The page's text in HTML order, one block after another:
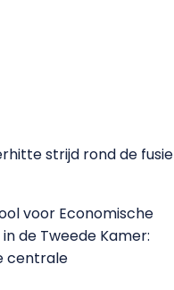
strijd rond de fusie
voor Economische
de Tweede Kamer:
centrale